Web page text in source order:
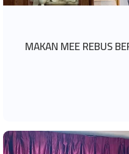
MAKAN MEE REBUS